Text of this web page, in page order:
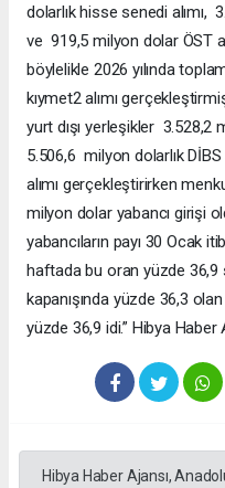
dolarlık hisse senedi alımı,
ve 919,5 milyon dolar ÖST
böylelikle 2026 yılında
kıymet2 alımı
yurt dışı yerleşikler 3.528,2
5.506,6 milyon dolarlık
alımı gerçekleştirirken
milyon dolar yabancı girişi
yabancıların payı 30 Ocak
haftada bu oran yüzde 36,9
kapanışında yüzde 36,3
yüzde 36,9 idi.” Hibya Haber
Hibya Haber Ajansı,